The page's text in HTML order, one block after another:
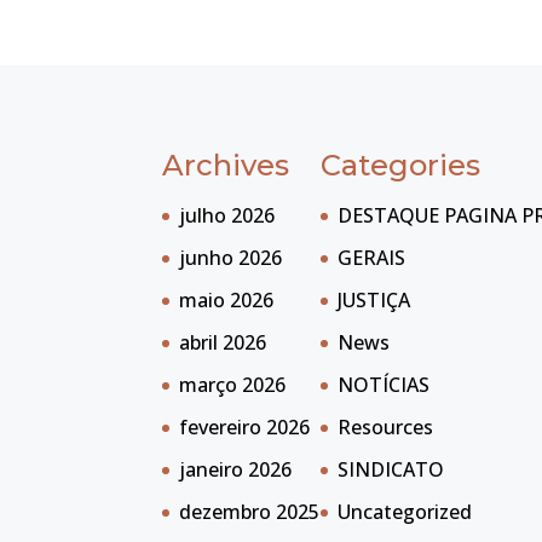
Archives
julho 2026
junho 2026
maio 2026
abril 2026
março 2026
fevereiro 2026
janeiro 2026
dezembro 2025
Categories
DESTAQUE PAGINA
GERAIS
JUSTIÇA
News
NOTÍCIAS
Resources
SINDICATO
Uncategorized